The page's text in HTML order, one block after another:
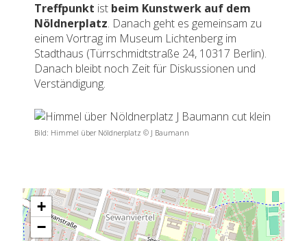
Treffpunkt ist beim Kunstwerk auf dem
Nöldnerplatz. Danach geht es gemeinsam zu
einem Vortrag im Museum Lichtenberg im
Stadthaus (Türrschmidtstraße 24, 10317 Berlin).
Danach bleibt noch Zeit für Diskussionen und
Verständigung.
Bild: Himmel über Nöldnerplatz © J Baumann
+
−